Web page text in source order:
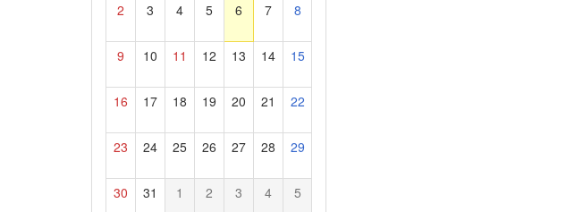
2 3 4 5 6 7 8
9 10 11 12 13 14 15
16 17 18 19 20 21 22
23 24 25 26 27 28 29
30 31 1 2 3 4 5